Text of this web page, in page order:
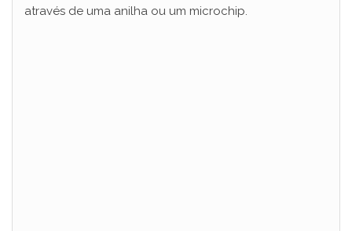
através de uma anilha ou um microchip.